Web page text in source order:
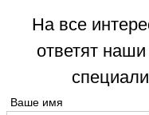
На все
ответят
Ваше имя